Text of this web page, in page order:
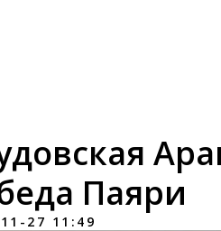
Паяри
27 11:49